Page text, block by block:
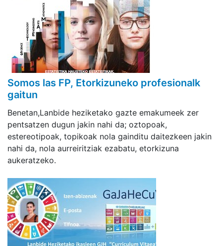
Somos las FP, Etorkizuneko profesionalk
gaitun
Benetan,Lanbide heziketako gazte emakumeek zer
pentsatzen dugun jakin nahi da; oztopoak,
estereotipoak, topikoak nola gainditu daitezkeen jakin
nahi da, nola aurreiritziak ezabatu, etorkizuna
aukeratzeko.